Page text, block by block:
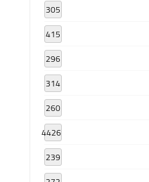
305
415
296
314
260
4426
239